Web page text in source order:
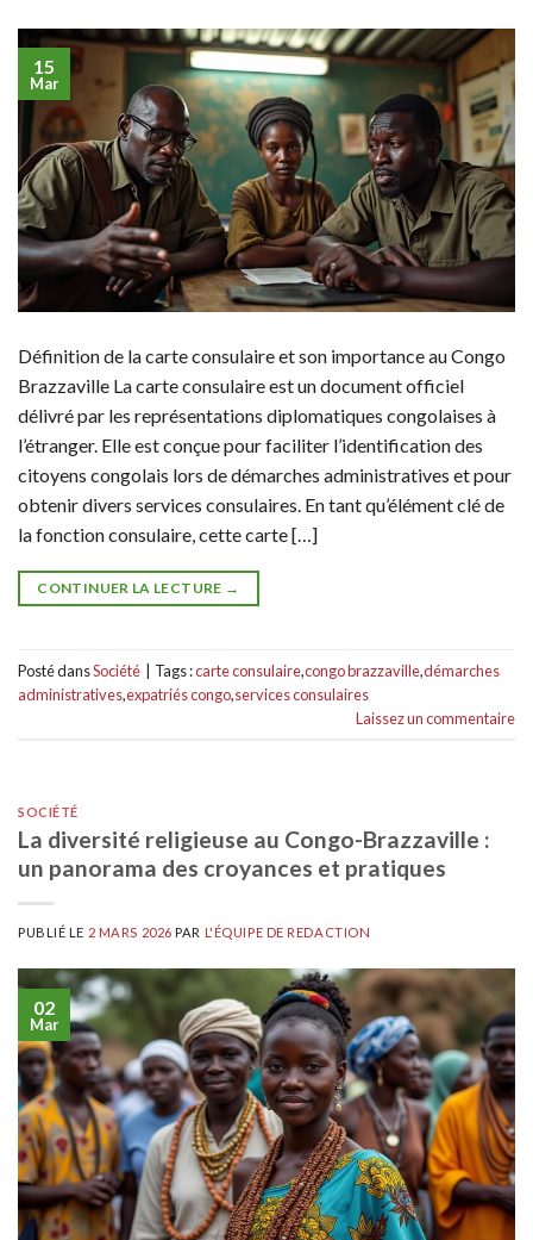
15
Mar
Définition de la carte consulaire et son importance au Congo
Brazzaville La carte consulaire est un document officiel
délivré par les représentations diplomatiques congolaises à
l’étranger. Elle est conçue pour faciliter l’identification des
citoyens congolais lors de démarches administratives et pour
obtenir divers services consulaires. En tant qu’élément clé de
la fonction consulaire, cette carte […]
CONTINUER LA LECTURE →
Posté dansSociété Tags :carte consulaire,congo brazzaville,démarches
administratives,expatriés congo,services consulaires
Laissez un commentaire
SOCIÉTÉ
La diversité religieuse au Congo-Brazzaville :
un panorama des croyances et pratiques
PUBLIÉ LE 2 MARS 2026 PAR L'ÉQUIPE DE REDACTION
02
Mar